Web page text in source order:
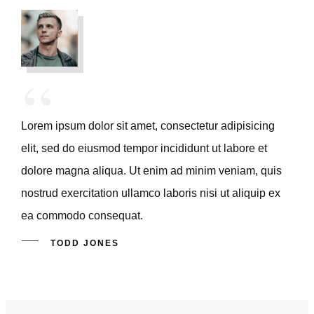
“
Lorem ipsum dolor sit amet, consectetur adipisicing
elit, sed do eiusmod tempor incididunt ut labore et
dolore magna aliqua. Ut enim ad minim veniam, quis
nostrud exercitation ullamco laboris nisi ut aliquip ex
ea commodo consequat.
TODD JONES